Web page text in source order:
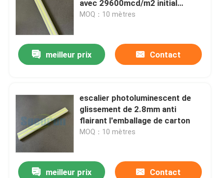
avec 29600mcd/m2 initial
480minutes 23mcd/m2
MOQ：10 mètres
meilleur prix Contact
escalier photoluminescent de
glissement de 2.8mm anti
flairant l'emballage de carton
MOQ：10 mètres
meilleur prix Contact